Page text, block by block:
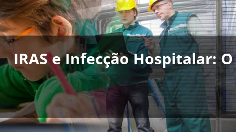
IRAS e Infecção Hospitalar: